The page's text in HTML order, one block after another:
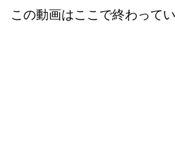
この動画はここで終わってい